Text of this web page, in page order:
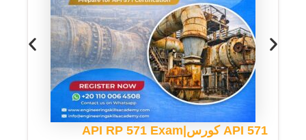
API 571 كورس|API RP 571 Exam